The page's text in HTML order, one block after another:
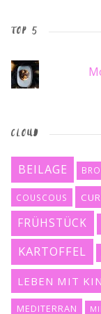
TOP 5
CLOUD
BEILAGE
COUSCOUS
FRÜHSTÜCK
KARTOFFEL
LEBEN MIT
MEDITERRAN